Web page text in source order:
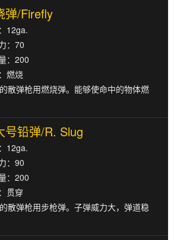
弹/Firefly
12ga.
：70
：200
燃烧
散弹枪用燃烧弹。能够使命中的物体燃
号铅弹/R. Slug
12ga.
：90
：200
贯穿
散弹枪用步枪弹。子弹威力大，弹道稳